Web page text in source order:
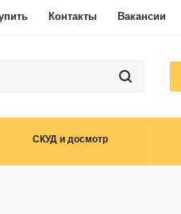
Контакты Вакансии
СКУД и досмотр